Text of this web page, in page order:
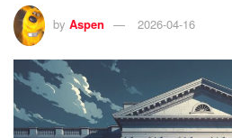
by Aspen 2026-04-16